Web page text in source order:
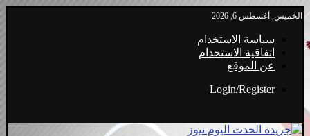
الخميس, أغسطس 6, 2026
سياسة الاستخدام
اتفاقية الاستخدام
عن الموقع
Login/Register